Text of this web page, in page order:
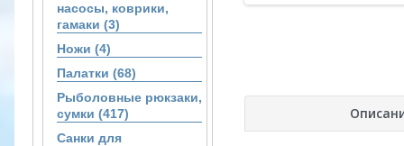
насосы, коврики,
гамаки (3)
Ножи (4)
Палатки (68)
Рыболовные рюкзаки,
сумки (417)
Санки для